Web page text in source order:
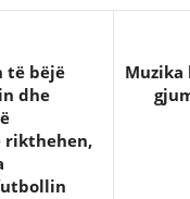
të bëjë
dhe
Muzika